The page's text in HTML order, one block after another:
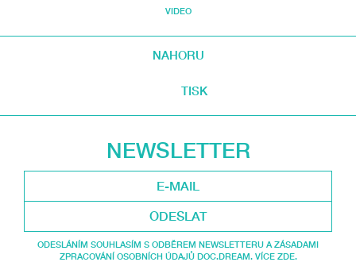
VIDEO
NAHORU
TISK
NEWSLETTER
ODESLAT
ODESLÁNÍM SOUHLASÍM S ODBĚREM NEWSLETTERU A ZÁSADAMI
ZPRACOVÁNÍ OSOBNÍCH ÚDAJŮ DOC.DREAM. VÍCE ZDE.